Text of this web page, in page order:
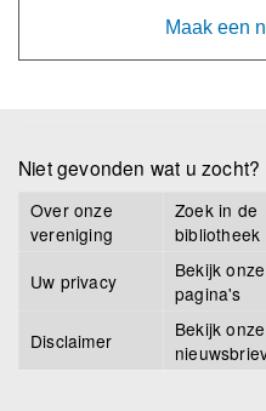
Maak een
Niet gevonden wat u zocht?
Over onze
vereniging
Zoek in de
bibliotheek
Uw privacy
Bekijk
pagina's
Disclaimer
Bekijk onze